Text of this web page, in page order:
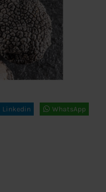
Linkedin WhatsApp